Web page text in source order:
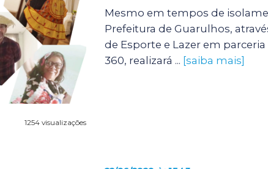
1254 visualizações
Mesmo em tempos de
Prefeitura de Guarulhos,
de Esporte e Lazer em parceria
360, realizará ... [saiba mais]